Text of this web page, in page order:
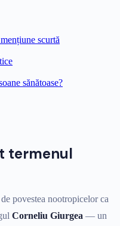
scurtă
sănătoase?
termenul
povestea nootropicelor ca
Corneliu Giurgea — un